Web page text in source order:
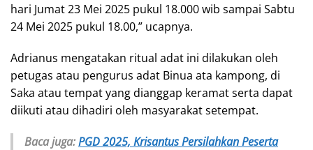
hari Jumat 23 Mei 2025 pukul 18.000 wib sampai Sabtu
24 Mei 2025 pukul 18.00,” ucapnya.
Adrianus mengatakan ritual adat ini dilakukan oleh
petugas atau pengurus adat Binua ata kampong, di
Saka atau tempat yang dianggap keramat serta dapat
diikuti atau dihadiri oleh masyarakat setempat.
Baca juga:PGD 2025, Krisantus Persilahkan Peserta